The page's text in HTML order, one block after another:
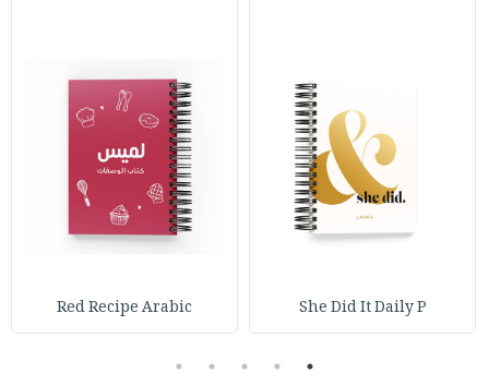
She Did It Daily P
Red Recipe Arabic
1
2
3
4
5